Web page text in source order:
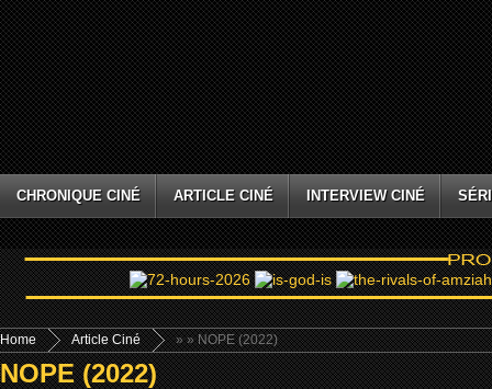
CHRONIQUE CINÉ ARTICLE CINÉ INTERVIEW CINÉ
Home »
Article Ciné » NOPE (2022)
NOPE (2022)